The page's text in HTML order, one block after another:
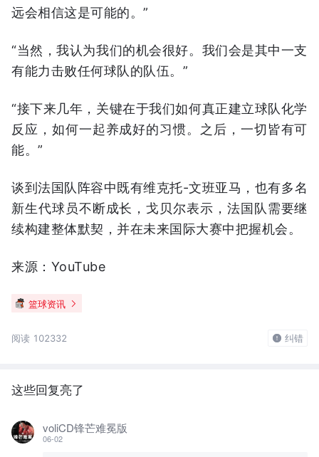
远会相信这是可能的。”
“当然，我认为我们的机会很好。我们会是其中一支
有能力击败任何球队的队伍。”
“接下来几年，关键在于我们如何真正建立球队化学
反应，如何一起养成好的习惯。之后，一切皆有可
能。”
谈到法国队阵容中既有维克托-文班亚马，也有多名
新生代球员不断成长，戈贝尔表示，法国队需要继
续构建整体默契，并在未来国际大赛中把握机会。
来源：YouTube
篮球资讯
阅读 102332 纠错
这些回复亮了
voliCD锋芒难冕版
06-02